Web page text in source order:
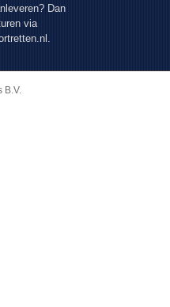
Dan
via
B.V.